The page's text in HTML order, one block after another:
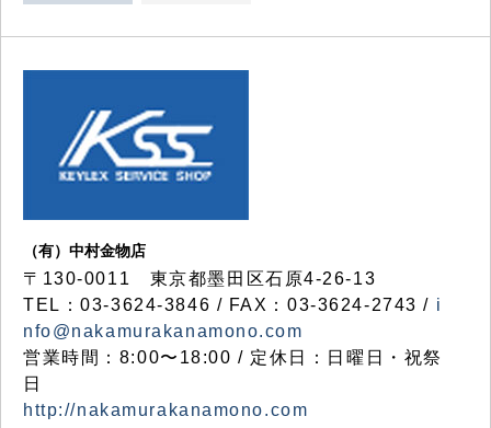
（有）中村金物店
〒130-0011 東京都墨田区石原4-26-13
TEL：03-3624-3846 / FAX：03-3624-2743 / i
nfo@nakamurakanamono.com
営業時間：8:00〜18:00 / 定休日：日曜日・祝祭
日
http://nakamurakanamono.com